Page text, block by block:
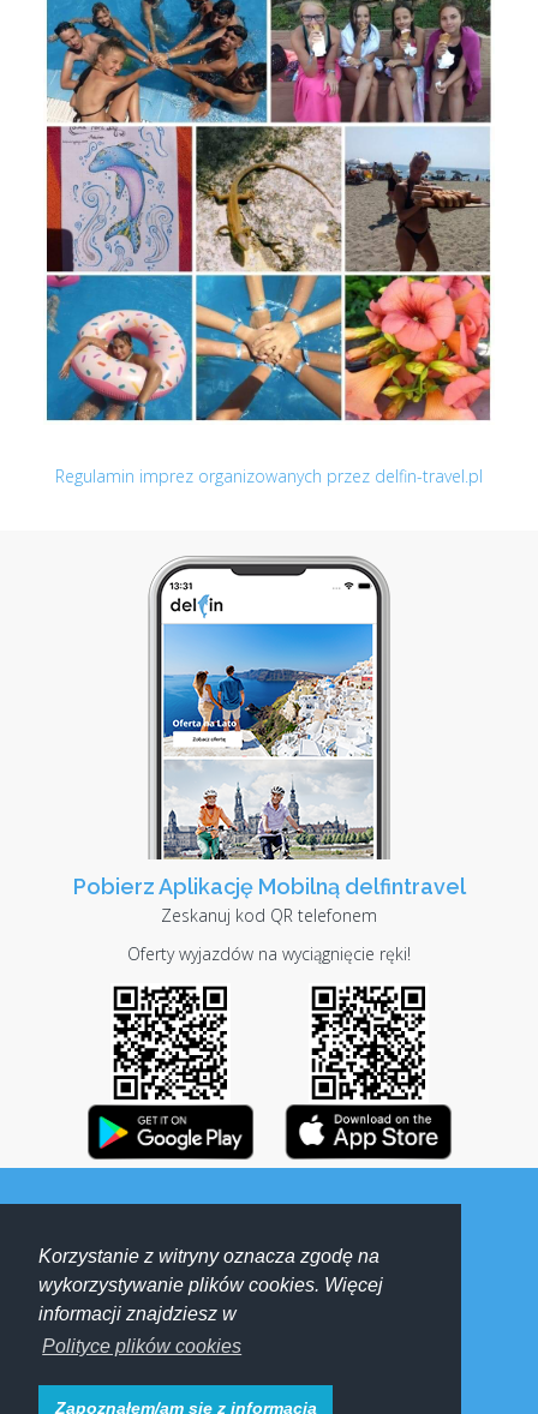
Korzystanie z witryny oznacza zgodę na
wykorzystywanie plików cookies. Więcej
informacji znajdziesz w
Polityce plików cookies
Zapoznałem/am się z informacją
Regulamin imprez organizowanych przez delfin-travel.pl
Pobierz Aplikację Mobilną delfintravel
Zeskanuj kod QR telefonem
Oferty wyjazdów na wyciągnięcie ręki!
Polityka prywatności
Informacje i rezerwacje:
rezerwacje@delfin-travel.pl